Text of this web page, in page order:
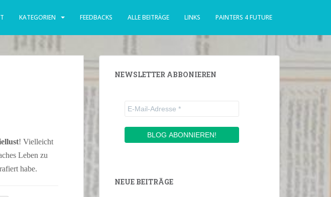
KATEGORIEN FEEDBACKS ALLE BEITRÄGE LINKS PAINTERS 4 FUTURE
! Vielleicht
Leben zu
habe.
NEWSLETTER ABBONIEREN
NEUE BEITRÄGE